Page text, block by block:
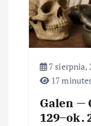
7 sierpnia,
17
Galen —
129–ok.